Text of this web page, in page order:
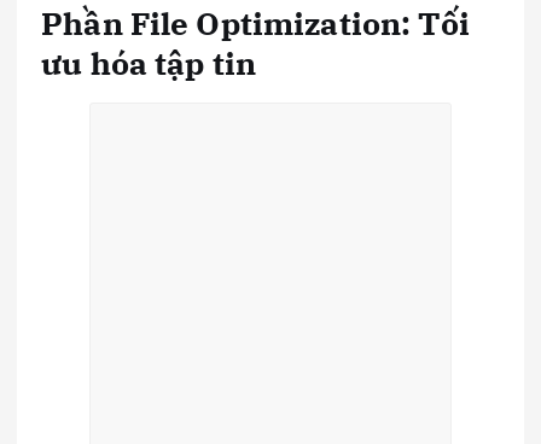
Phần File Optimization: Tối
ưu hóa tập tin